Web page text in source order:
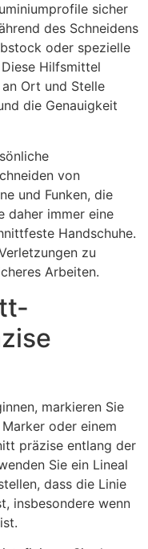
sicher
des Schneidens
oder spezielle
Hilfsmittel
Ort und Stelle
die Genauigkeit
von
und Funken, die
daher immer eine
Handschuhe.
zu
Arbeiten.
markieren Sie
oder einem
präzise entlang der
Sie ein Lineal
dass die Linie
insbesondere wenn